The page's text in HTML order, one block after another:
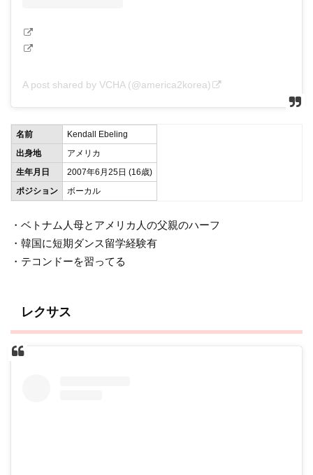
A post shared by VCHA (@america2korea)
名前
Kendall Ebeling
出身地
アメリカ
生年月日
2007年6月25日 (16歳)
ポジション
ボーカル
・ベトナム人母とアメリカ人の父親のハーフ
・韓国に短期ダンス留学経験有
・テコンドーを習ってる
レクサス